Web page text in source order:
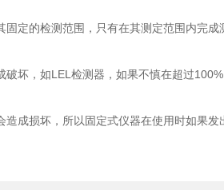
定的检测范围，只有在其测定范围内完成
坏，如LEL检测器，如果不慎在超过
成损坏，所以固定式仪器在使用时如果